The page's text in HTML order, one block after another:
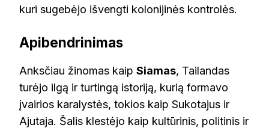
kuri sugebėjo išvengti kolonijinės kontrolės.
Apibendrinimas
Anksčiau žinomas kaip Siamas, Tailandas
turėjo ilgą ir turtingą istoriją, kurią formavo
įvairios karalystės, tokios kaip Sukotajus ir
Ajutaja. Šalis klestėjo kaip kultūrinis, politinis ir